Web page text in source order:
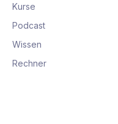
Kurse
Podcast
Wissen
Rechner